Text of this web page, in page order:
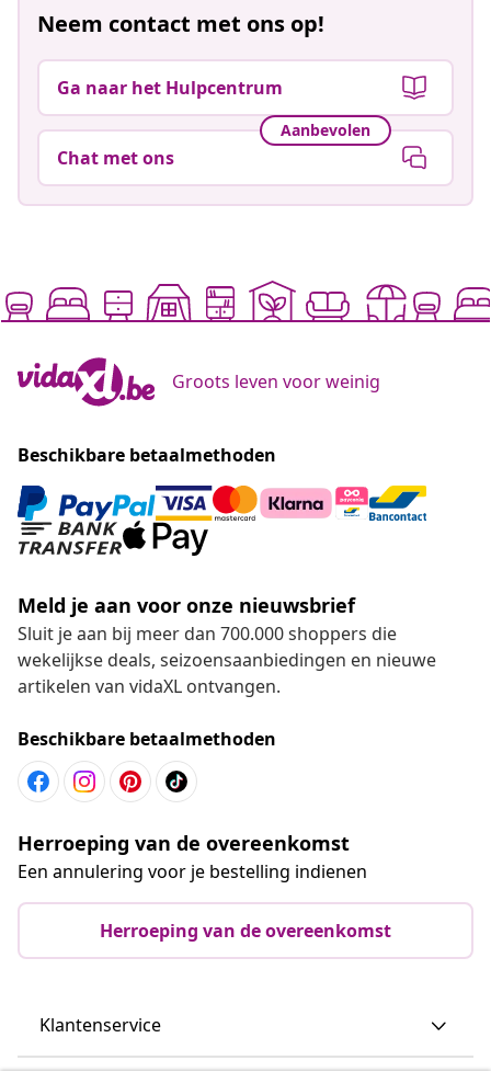
Neem contact met ons op!
Ga naar het Hulpcentrum
Aanbevolen
Chat met ons
Groots leven voor weinig
Beschikbare betaalmethoden
Meld je aan voor onze nieuwsbrief
Sluit je aan bij meer dan 700.000 shoppers die
wekelijkse deals, seizoensaanbiedingen en nieuwe
artikelen van vidaXL ontvangen.
Beschikbare betaalmethoden
Herroeping van de overeenkomst
Een annulering voor je bestelling indienen
Herroeping van de overeenkomst
Klantenservice